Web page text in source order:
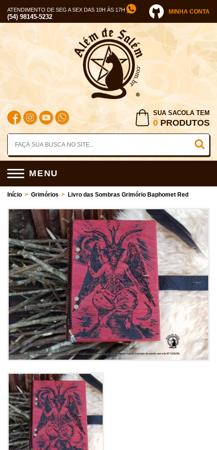
ATENDIMENTO DE SEG A SEX DAS 10H ÀS 17H
(54) 98145-5232
MINHA CONTA
SUA SACOLA TEM
0 PRODUTOS
MENU
Início > Grimórios > Livro das Sombras Grimório Baphomet Red